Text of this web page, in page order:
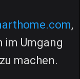
,
im Umgang
machen.